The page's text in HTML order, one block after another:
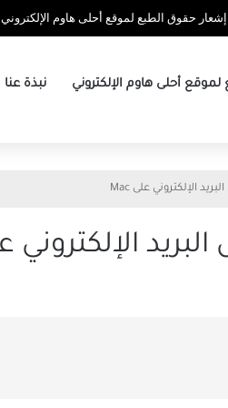
إشعار حقوق الطبع لموقع أحلى هاوم الإلكتروني
أحلى هاوم الإلكتروني نبذة عنا